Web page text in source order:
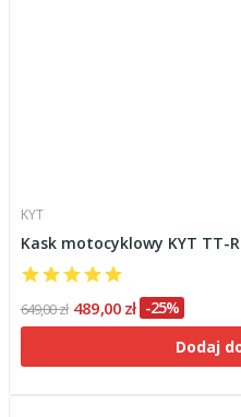
KYT
Kask motocyklowy KYT TT-
649,00 zł 489,00 zł -25%
Dodaj